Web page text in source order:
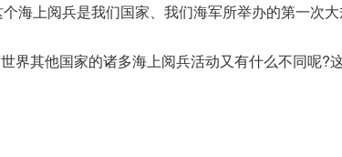
海上阅兵是我们国家、我们海军所举办的第一次
界其他国家的诸多海上阅兵活动又有什么不同呢?